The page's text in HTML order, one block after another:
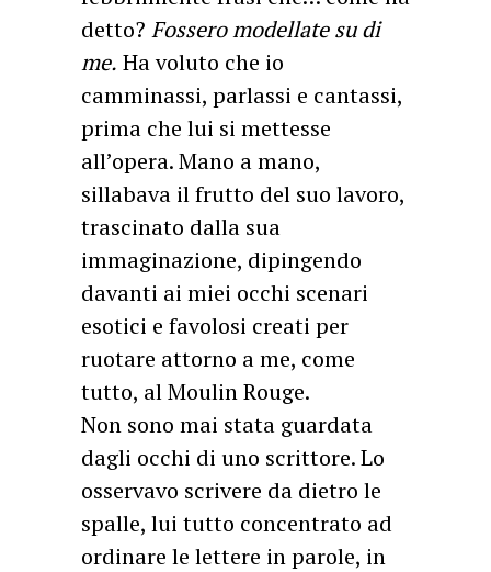
detto? Fossero modellate su di
me. Ha voluto che io
camminassi, parlassi e cantassi,
prima che lui si mettesse
all’opera. Mano a mano,
sillabava il frutto del suo lavoro,
trascinato dalla sua
immaginazione, dipingendo
davanti ai miei occhi scenari
esotici e favolosi creati per
ruotare attorno a me, come
tutto, al Moulin Rouge.
Non sono mai stata guardata
dagli occhi di uno scrittore. Lo
osservavo scrivere da dietro le
spalle, lui tutto concentrato ad
ordinare le lettere in parole, in